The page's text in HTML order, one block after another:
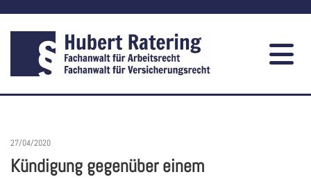
27/04/2020
Kündigung gegenüber einem